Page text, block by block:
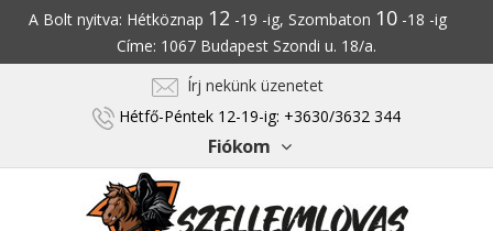
A Bolt nyitva: Hétköznap 12 -19 -ig, Szombaton 10-18 -ig
Címe: 1067 Budapest Szondi u. 18/a.
Írj nekünk üzenetet
Hétfő-Péntek 12-19-ig: +3630/3632 344
Fiókom